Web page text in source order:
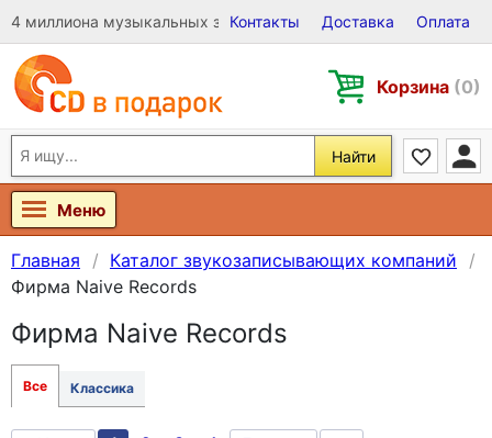
4 миллиона музыкальных записей на Виниле, CD и DVD
Контакты Доставка Оплата
Корзина (0)
Найти
Меню
Главная
Каталог звукозаписывающих компаний
Фирма Naive Records
Фирма Naive Records
Все Классика